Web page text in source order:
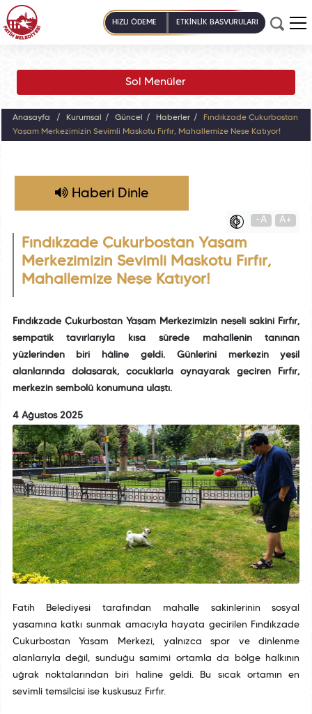
HIZLI ÖDEME ETKİNLİK BAŞVURULARI
Sol Menüler
Anasayfa Kurumsal Güncel Haberler
Fındıkzade Çukurbostan
Yaşam Merkezimizin Sevimli Maskotu Fırfır, Mahallemize Neşe Katıyor!
Haberi Dinle
-A A+
Fındıkzade Çukurbostan Yaşam
Merkezimizin Sevimli Maskotu Fırfır,
Mahallemize Neşe Katıyor!
Fındıkzade Çukurbostan Yaşam Merkezimizin neşeli sakini Fırfır,
sempatik tavırlarıyla kısa sürede mahallenin tanınan
yüzlerinden biri hâline geldi. Günlerini merkezin yeşil
alanlarında dolaşarak, çocuklarla oynayarak geçiren Fırfır,
merkezin sembolü konumuna ulaştı.
4 Ağustos 2025
Fatih Belediyesi tarafından mahalle sakinlerinin sosyal
yaşamına katkı sunmak amacıyla hayata geçirilen Fındıkzade
Çukurbostan Yaşam Merkezi, yalnızca spor ve dinlenme
alanlarıyla değil, sunduğu samimi ortamla da bölge halkının
uğrak noktalarından biri haline geldi. Bu sıcak ortamın en
sevimli temsilcisi ise kuşkusuz Fırfır.